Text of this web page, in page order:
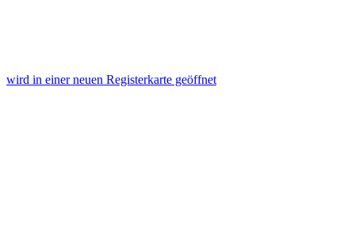
wird in einer neuen Registerkarte geöffnet